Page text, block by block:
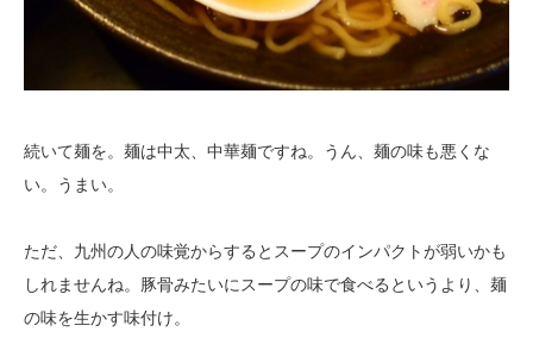
続いて麺を。麺は中太、中華麺ですね。うん、麺の味も悪くな
い。うまい。
ただ、九州の人の味覚からするとスープのインパクトが弱いかも
しれませんね。豚骨みたいにスープの味で食べるというより、麺
の味を生かす味付け。